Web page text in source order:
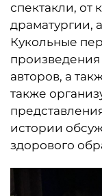
спектакли, от
драматургии,
Кукольные
произведения
авторов, а
также
истории
здорового